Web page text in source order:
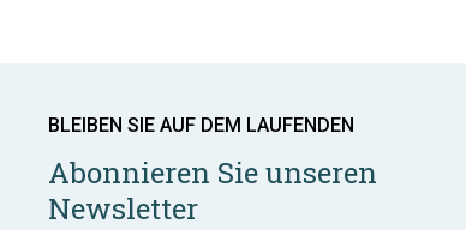
BLEIBEN SIE AUF DEM LAUFENDEN
Abonnieren Sie unseren
Newsletter